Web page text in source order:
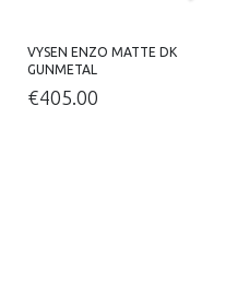
VYSEN ENZO MATTE DK
GUNMETAL
€405.00